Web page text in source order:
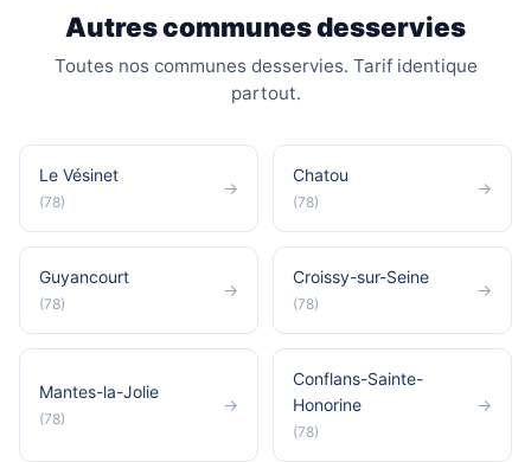
Autres communes desservies
Toutes nos communes desservies. Tarif identique
partout.
Le Vésinet
(78)
→
Chatou
(78)
→
Guyancourt
(78)
→
Croissy-sur-Seine
(78)
→
Mantes-la-Jolie
(78)
→
Conflans-Sainte-
Honorine
(78)
→